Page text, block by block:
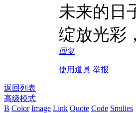
未来的日
绽放光彩
回复
使用道具 举报
返回列表
高级模式
B Color Image Link Quote Code Smilies